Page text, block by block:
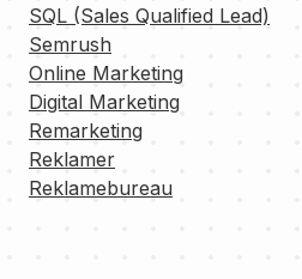
SQL (Sales Qualified Lead)
Semrush
Online Marketing
Digital Marketing
Remarketing
Reklamer
Reklamebureau